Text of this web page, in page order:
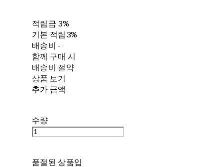
적립금 3%
기본 적립 3%
배송비 -
함께 구매 시
배송비 절약
상품 보기
추가 금액
수량
품절된 상품입